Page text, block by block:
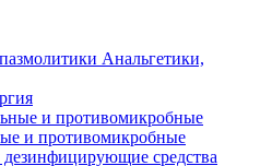
Анальгетики,
и противомикробные